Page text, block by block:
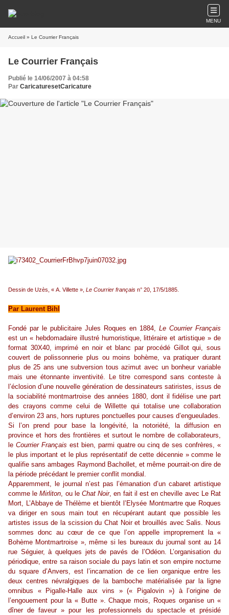
MENU
Accueil » Le Courrier Français
Le Courrier Français
Publié le 14/06/2007 à 04:58
Par CaricaturesetCaricature
Dessin de Uzès, « A. Villette », Le Courrier français n° 20, 17/5/1885.
Par Laurent Bihl
Fondé par le publicitaire Jules Roques en 1884, Le Courrier Français
est un « hebdomadaire illustré humoristique, littéraire et artistique » de
format 30X40, imprimé en noir et blanc par procédé Gillot qui, sous
couvert de polissonnerie plus ou moins bohème, va pratiquer durant
plus de 25 ans une subversion tous azimut avec un bonheur variable
mais une étonnante inventivité. Le titre correspond sans conteste à
l’éclosion d’une nouvelle génération de dessinateurs satiristes, issus de
la sociabilité montmartroise des années 1880, dont il fidélise une part
des crayons comme celui de Willette qui totalise une collaboration
d’environ 23 ans, hors ruptures ponctuelles pour causes d’engueulades.
Si l’on prend pour base la longévité, la notoriété, la diffusion en
province et hors des frontières et surtout le nombre de collaborateurs,
le Courrier Français est bien, parmi quatre ou cinq de ses confrères, «
le plus important et le plus représentatif de cette décennie » comme le
qualifie sans ambages Raymond Bachollet, et même pourrait-on dire de
la période précédant le premier conflit mondial.
Apparemment, le journal n’est pas l’émanation d’un cabaret artistique
comme leMirliton, ou leChat Noir, en fait il est en cheville avec Le Rat
Mort, L’Abbaye de Thélème et bientôt l’Elysée Montmartre que Roques
va diriger en sous main tout en récupérant autant que possible les
artistes issus de la scission du Chat Noir et brouillés avec Salis. Nous
sommes donc au cœur de ce que l’on appelle improprement la «
Bohème Montmartroise », même si les bureaux du journal sont au 14
rue Séguier, à quelques jets de pavés de l’Odéon. L’organisation du
périodique, entre sa raison sociale du pays latin et son empire nocturne
du square d’Anvers, est l’incarnation de ce lien organique entre les
deux centres névralgiques de la bamboche matérialisée par la ligne
omnibus « Pigalle-Halle aux vins » (« Pigalovin ») à l’origine de
l’engouement pour la « Butte ». Chaque mois, Roques organise un «
dîner de faveur » pour les professionnels du spectacle et présidé